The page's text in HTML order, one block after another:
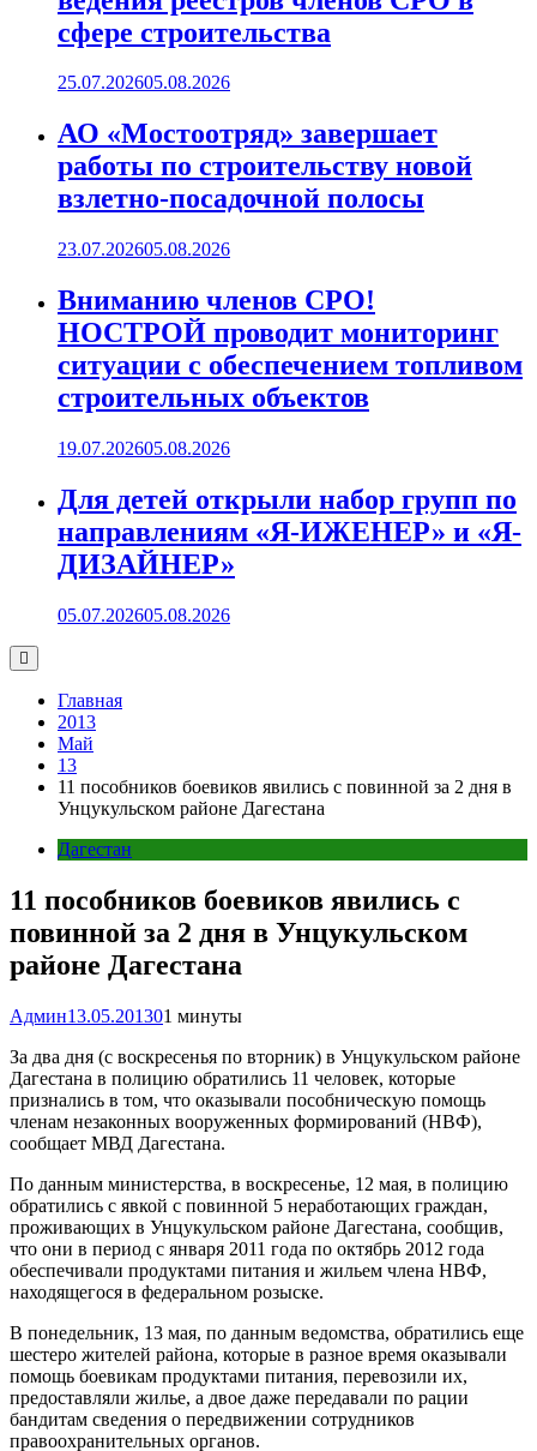
сфере строительства
25.07.202605.08.2026
АО «Мостоотряд» завершает
работы по строительству новой
взлетно-посадочной полосы
23.07.202605.08.2026
Вниманию членов СРО!
НОСТРОЙ проводит мониторинг
ситуации с обеспечением топливом
строительных объектов
19.07.202605.08.2026
Для детей открыли набор групп по
направлениям «Я-ИЖЕНЕР» и «Я-
ДИЗАЙНЕР»
05.07.202605.08.2026
Главная
2013
Май
13
11 пособников боевиков явились с повинной за 2 дня в
Унцукульском районе Дагестана
Дагестан
11 пособников боевиков явились с
повинной за 2 дня в Унцукульском
районе Дагестана
Админ13.05.201301 минуты
За два дня (с воскресенья по вторник) в Унцукульском районе
Дагестана в полицию обратились 11 человек, которые
признались в том, что оказывали пособническую помощь
членам незаконных вооруженных формирований (НВФ),
сообщает МВД Дагестана.
По данным министерства, в воскресенье, 12 мая, в полицию
обратились с явкой с повинной 5 неработающих граждан,
проживающих в Унцукульском районе Дагестана, сообщив,
что они в период с января 2011 года по октябрь 2012 года
обеспечивали продуктами питания и жильем члена НВФ,
находящегося в федеральном розыске.
В понедельник, 13 мая, по данным ведомства, обратились еще
шестеро жителей района, которые в разное время оказывали
помощь боевикам продуктами питания, перевозили их,
предоставляли жилье, а двое даже передавали по рации
бандитам сведения о передвижении сотрудников
правоохранительных органов.